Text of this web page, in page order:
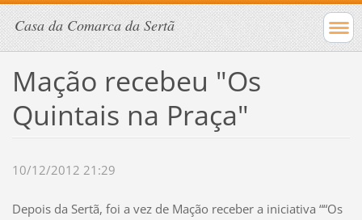
Casa da Comarca da Sertã
Mação recebeu "Os
Quintais na Praça"
10/12/2012 21:29
Depois da Sertã, foi a vez de Mação receber a iniciativa ““Os